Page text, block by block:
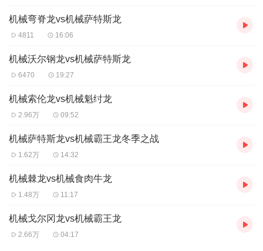
机械弯脊龙vs机械萨特斯龙
4811 16:06
机械沃尔钢龙vs机械萨特斯龙
6470 19:27
机械索伦龙vs机械魁纣龙
2.96万 09:52
机械萨特斯龙vs机械霸王龙冬季之战
1.62万 14:32
机械棘龙vs机械食肉牛龙
1.48万 11:17
机械戈尔冈龙vs机械霸王龙
2.66万 04:17